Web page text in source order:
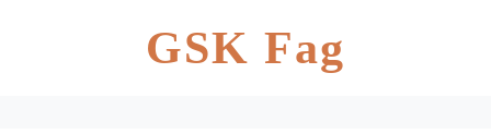
GSK Fag